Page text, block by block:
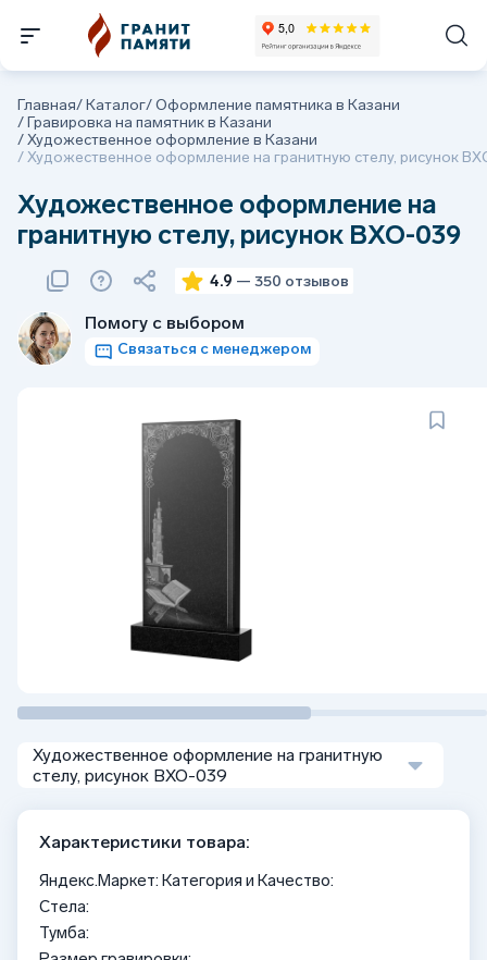
Главная/Каталог/Оформление памятника в Казани
/Гравировка на памятник в Казани
/Художественное оформление в Казани
/Художественное оформление на гранитную стелу, рисунок
Художественное оформление на
гранитную стелу, рисунок ВХО-039
4.9 — 350 отзывов
Помогу с выбором
Связаться с менеджером
Художественное оформление на гранитную
стелу, рисунок ВХО-039
Характеристики товара:
Яндекс.Маркет: Категория и Качество:
Стела:
Тумба: